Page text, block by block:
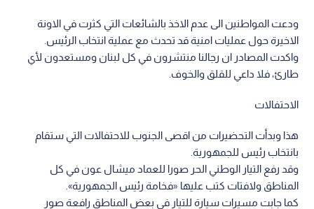
ودعت المواطنين الى عدم الاخذ بالشائعات التي كثرت في الاونة
الاخيرة حول عمليات امنية قد تحدث مع عملية انتخاب الرئيس.
واكدت المصادر ان رجالنا منتشرون في كل لبنان ومستعدون لأي
طارئ، فلا داعي للقلق والخوف.
الاحتفالات
هذا وبدأت التحضيرات من اقصى الجنوب للاحتفالات التي ستقام
بانتخاب رئيس للجمهورية.
وقد رفع التيار الوطني الحر صورا للعماد ميشال عون في كل
المناطق ولافتات كتب عليها «فخامة رئيس الجمهورية».
كما جابت مسيرات سيارة للتيار في بعض المناطق رافعة صور